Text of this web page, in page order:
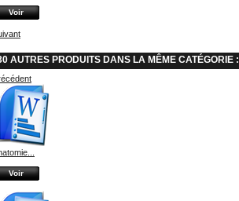
Voir
AUTRES PRODUITS DANS LA MÊME CATÉGORIE :
Voir